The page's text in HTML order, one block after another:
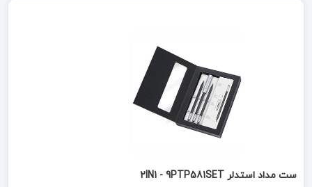
ست مداد استدلر 2IN1 - 9PTP581SET